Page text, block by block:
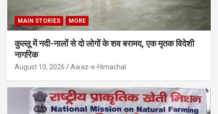
MAIN STORIES MORE
कुल्लू में नदी-नालों से दो लोगों के शव बरामद, एक मृतक विदेशी
नागरिक
August 10, 2026 Awaz-e-Himachal